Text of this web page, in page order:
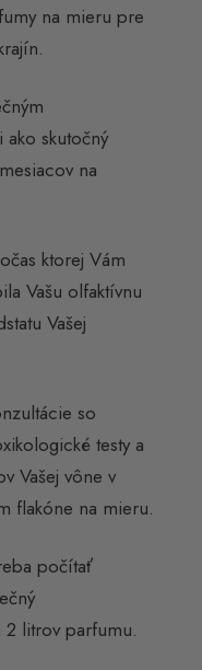
na mieru pre
skutočný
na
ktorej Vám
Vašu olfaktívnu
Vašej
so
testy a
Vašej vône v
flakóne na mieru.
počítať
2 litrov parfumu.